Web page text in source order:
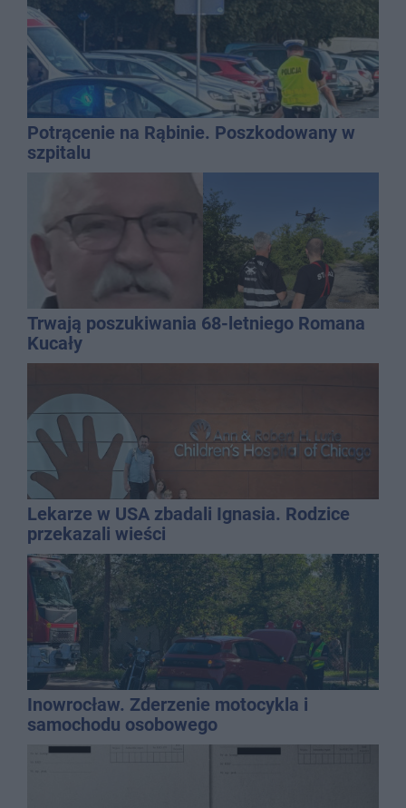
Potrącenie na Rąbinie. Poszkodowany w
szpitalu
Trwają poszukiwania 68-letniego Romana
Kucały
Lekarze w USA zbadali Ignasia. Rodzice
przekazali wieści
Inowrocław. Zderzenie motocykla i
samochodu osobowego